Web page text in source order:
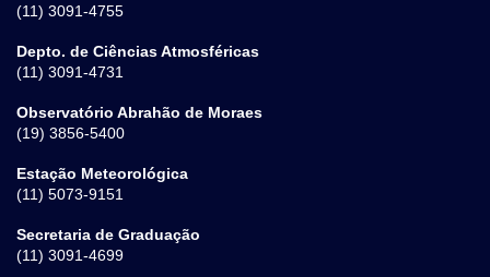
(11) 3091-4755
Depto. de Ciências Atmosféricas
(11) 3091-4731
Observatório Abrahão de Moraes
(19) 3856-5400
Estação Meteorológica
(11) 5073-9151
Secretaria de Graduação
(11) 3091-4699